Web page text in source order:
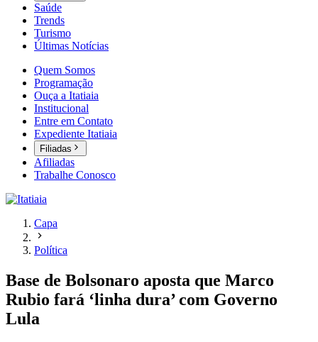
Saúde
Trends
Turismo
Últimas Notícias
Quem Somos
Programação
Ouça a Itatiaia
Institucional
Entre em Contato
Expediente Itatiaia
Filiadas
Afiliadas
Trabalhe Conosco
Capa
Política
Base de Bolsonaro aposta que Marco
Rubio fará ‘linha dura’ com Governo
Lula